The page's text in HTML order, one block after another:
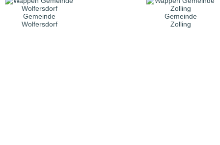
Gemeinde
Wolfersdorf
Gemeinde
Zolling